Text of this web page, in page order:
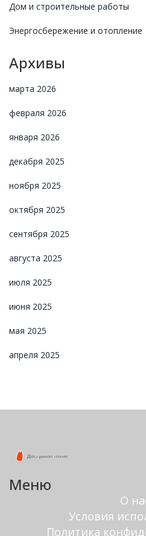
Дом и строительные работы
Энергосбережение и отопление
Архивы
марта 2026
февраля 2026
января 2026
декабря 2025
ноября 2025
октября 2025
сентября 2025
августа 2025
июля 2025
июня 2025
мая 2025
апреля 2025
Меню
О
Условия
Политика